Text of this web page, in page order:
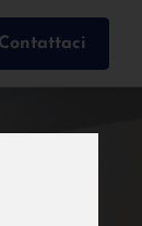
Contattaci